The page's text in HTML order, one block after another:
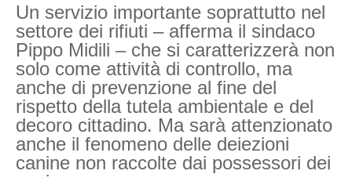
Un servizio importante soprattutto nel
settore dei rifiuti – afferma il sindaco
Pippo Midili – che si caratterizzerà non
solo come attività di controllo, ma
anche di prevenzione al fine del
rispetto della tutela ambientale e del
decoro cittadino. Ma sarà attenzionato
anche il fenomeno delle deiezioni
canine non raccolte dai possessori dei